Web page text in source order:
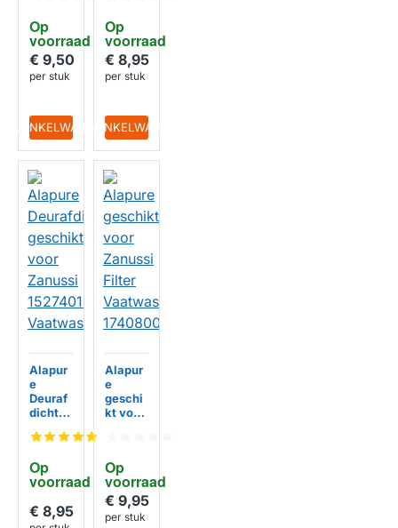
HUISMERK
Op
voorraad
00754
865
vaatwa
sser
€ 9,50
per stuk
IN WINKELWAGEN
HUISMERK
Op
voorraad
i
502869
67000
Vaatwa
sser
€ 8,95
per stuk
IN WINKELWAGEN
Op
voorraad
Alapur
e
Deuraf
dichtin
geschi
Zanuss
i
1002
€ 8,95
HUISMERK
Op
voorraad
Alapur
e
geschi
kt voor
sser
174080
0500
€ 9,95
per stuk